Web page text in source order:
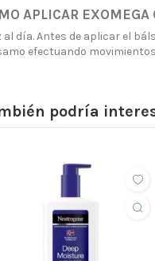
APLICAR
al día. Antes de aplicar el
efectuando
podría